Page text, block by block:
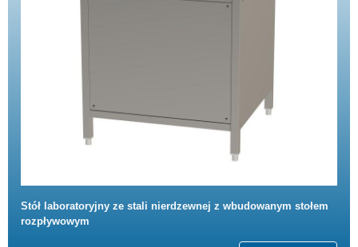
Stół laboratoryjny ze stali nierdzewnej z wbudowanym stołem
rozpływowym